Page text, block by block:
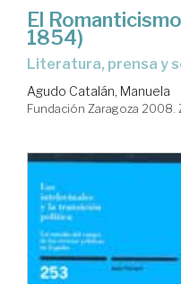
El
1854)
literatura, prensa y
Agudo Catalán, Manuela
Fundación Zaragoza 2008.